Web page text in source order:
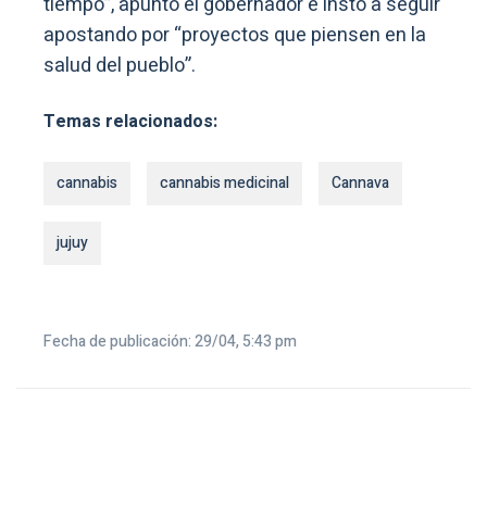
apostando por “proyectos que piensen en la
salud del pueblo”.
Temas relacionados:
cannabis cannabis medicinal Cannava
jujuy
Fecha de publicación: 29/04, 5:43 pm